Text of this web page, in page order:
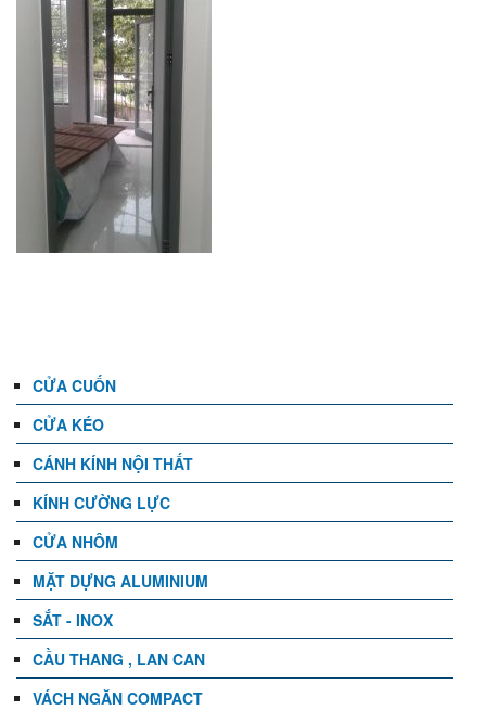
CỬA CUỐN
CỬA KÉO
CÁNH KÍNH NỘI THẤT
KÍNH CƯỜNG LỰC
CỬA NHÔM
MẶT DỰNG ALUMINIUM
SẮT - INOX
CẦU THANG , LAN CAN
VÁCH NGĂN COMPACT